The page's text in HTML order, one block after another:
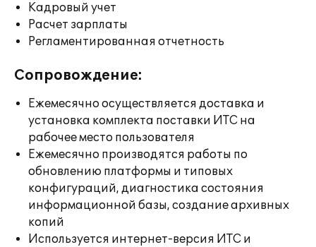
Кадровый учет
Расчет зарплаты
Регламентированная отчетность
Сопровождение:
Ежемесячно осуществляется доставка и
установка комплекта поставки ИТС на
рабочее место пользователя
Ежемесячно производятся работы по
обновлению платформы и типовых
конфигураций, диагностика состояния
информационной базы, создание архивных
копий
Используется интернет-версия ИТС и